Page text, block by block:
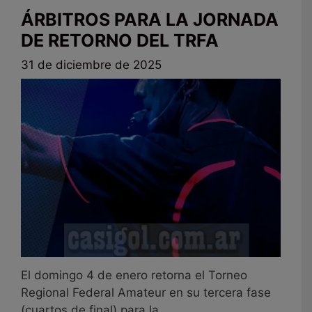
ÁRBITROS PARA LA JORNADA
DE RETORNO DEL TRFA
31 de diciembre de 2025
El domingo 4 de enero retorna el Torneo
Regional Federal Amateur en su tercera fase